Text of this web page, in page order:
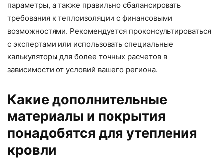
параметры, а также правильно сбалансировать
требования к теплоизоляции с финансовыми
возможностями. Рекомендуется проконсультироваться
с экспертами или использовать специальные
калькуляторы для более точных расчетов в
зависимости от условий вашего региона.
Какие дополнительные
материалы и покрытия
понадобятся для утепления
кровли